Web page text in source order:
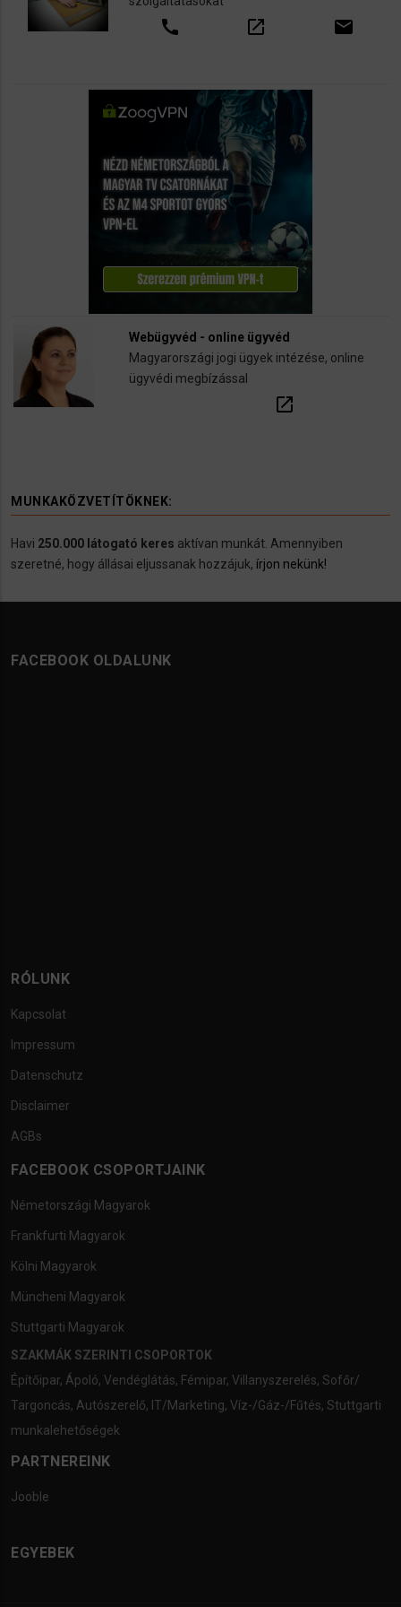
call open_in_new email
Webügyvéd - online ügyvéd
Magyarországi jogi ügyek intézése, online
ügyvédi megbízással
open_in_new
MUNKAKÖZVETÍTÖKNEK:
Havi 250.000 látogató keres aktívan munkát. Amennyiben
szeretné, hogy állásai eljussanak hozzájuk, írjon nekünk!
FACEBOOK OLDALUNK
RÓLUNK
Kapcsolat
Impressum
Datenschutz
Disclaimer
AGBs
FACEBOOK CSOPORTJAINK
Németországi Magyarok
Frankfurti Magyarok
Kölni Magyarok
Müncheni Magyarok
Stuttgarti Magyarok
SZAKMÁK SZERINTI CSOPORTOK
Építőipar, Ápoló, Vendéglátás, Fémipar, Villanyszerelés, Sofőr/
Targoncás, Autószerelő, IT/Marketing, Víz-/Gáz-/Fűtés, Stuttgarti
munkalehetőségek
PARTNEREINK
Jooble
EGYEBEK